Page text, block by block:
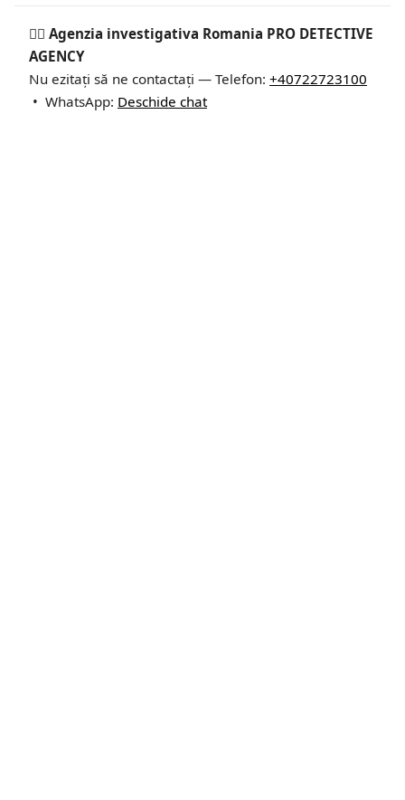
🕵️‍♂ Agenzia investigativa Romania PRO DETECTIVE
AGENCY
Nu ezitați să ne contactați — Telefon: +40722723100
• WhatsApp: Deschide chat